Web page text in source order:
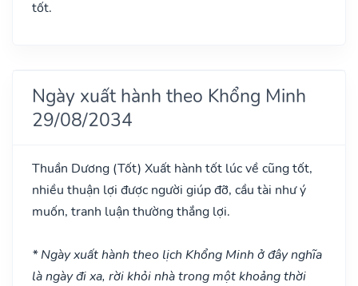
tốt.
Ngày xuất hành theo Khổng Minh
29/08/2034
Thuần Dương (Tốt) Xuất hành tốt lúc về cũng tốt,
nhiều thuận lợi được người giúp đỡ, cầu tài như ý
muốn, tranh luận thường thắng lợi.
* Ngày xuất hành theo lịch Khổng Minh ở đây nghĩa
là ngày đi xa, rời khỏi nhà trong một khoảng thời